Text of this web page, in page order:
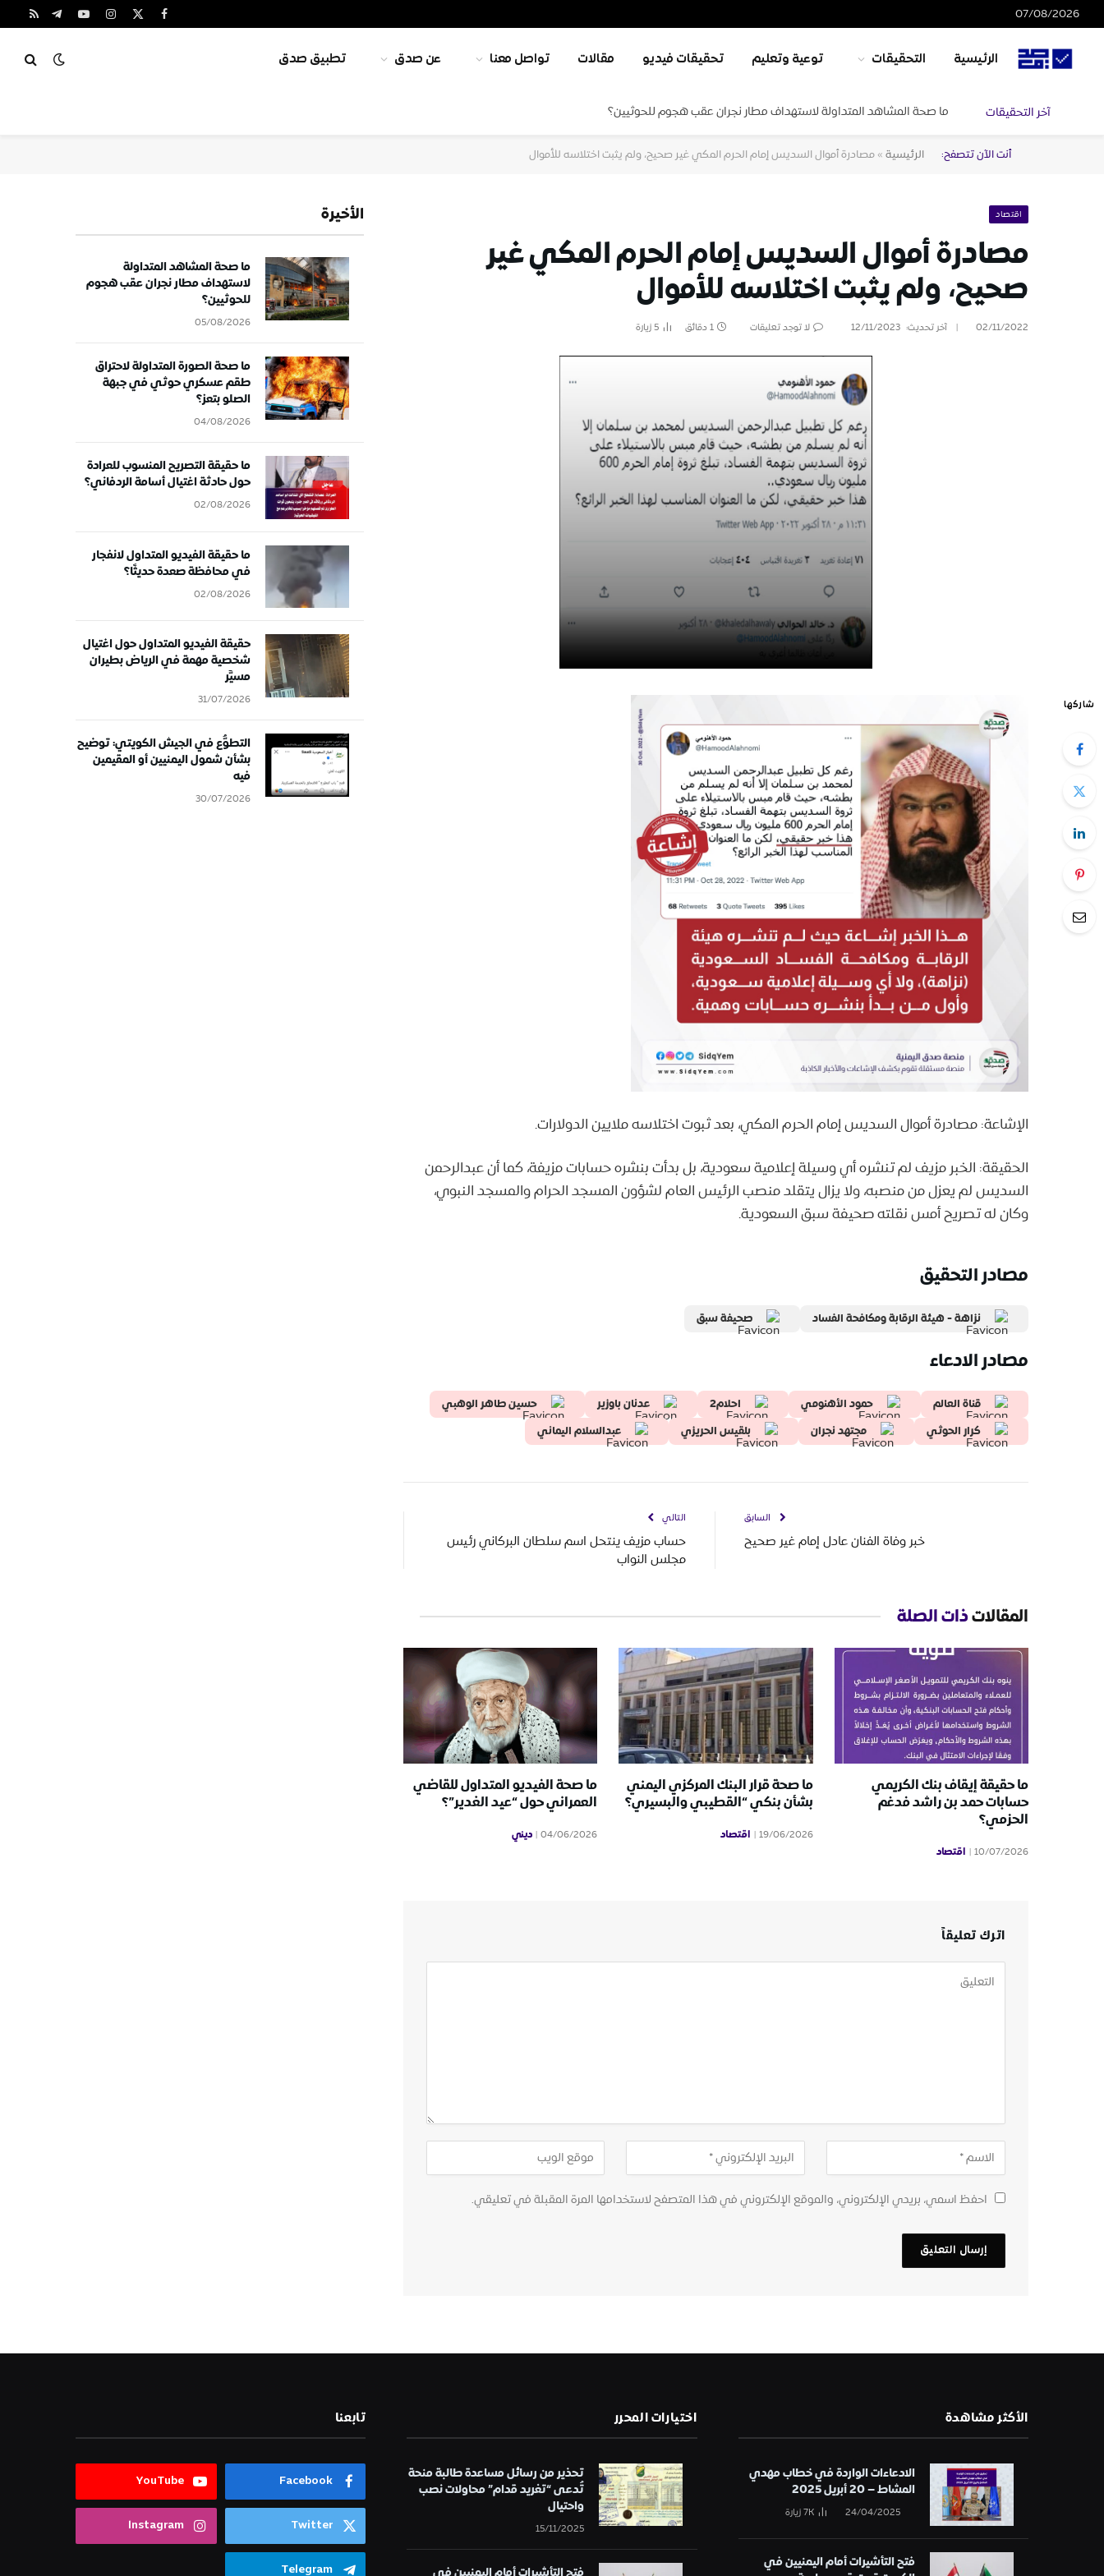
07/08/2026 فيسبوك
X
الانستغراميوتيوبتيلقرامRSS
الرئيسية التحقيقات توعية وتعليم تحقيقات فيديو مقالات تواصل معنا عن صدق تطبيق صدق
آخر التحقيقات ما صحة المشاهد المتداولة لاستهداف مطار نجران عقب هجوم للحوثيين؟
أنت الآن تتصفح: الرئيسية»مصادرة أموال السديس إمام الحرم المكي غير صحيح، ولم يثبت اختلاسه للأموال
اقتصاد
مصادرة أموال السديس إمام الحرم المكي غير
صحيح، ولم يثبت اختلاسه للأموال
02/11/2022 آخر تحديث: 12/11/2023 لا توجد تعليقات 1 دقائق 5زيارة
شاركها
الإشاعة: مصادرة أموال السديس إمام الحرم المكي، بعد ثبوت اختلاسه ملايين الدولارات.
الحقيقة: الخبر مزيف لم تنشره أي وسيلة إعلامية سعودية، بل بدأت بنشره حسابات مزيفة، كما أن عبدالرحمن
السديس لم يعزل من منصبه، ولا يزال يتقلد منصب الرئيس العام لشؤون المسجد الحرام والمسجد النبوي،
وكان له تصريح أمس نقلته صحيفة سبق السعودية.
مصادر التحقيق
نزاهة - هيئة الرقابة ومكافحة الفساد صحيفة سبق
مصادر الادعاء
قناة العالم حمود الأهنومي احلام2 عدنان باوزير
حسين طاهر الوهبي
كرار الحوثي
مجتهد نجران بلقيس الحريزي عبدالسلام اليماني
السابق
خبر وفاة الفنان عادل إمام غير صحيح
التالي
حساب مزيف ينتحل اسم سلطان البركاني رئيس
مجلس النواب
المقالاتذات الصلة
ما حقيقة إيقاف بنك الكريمي
حسابات حمد بن راشد فدغم
الحزمي؟
10/07/2026 اقتصاد
ما صحة قرار البنك المركزي اليمني
بشأن بنكي “القطيبي والبسيري؟
19/06/2026 اقتصاد
ما صحة الفيديو المتداول للقاضي
العمراني حول “عيد الغدير”؟
04/06/2026 ديني
اترك تعليقاً
احفظ اسمي، بريدي الإلكتروني، والموقع الإلكتروني في هذا المتصفح لاستخدامها المرة المقبلة في تعليقي.
الأخيرة
ما صحة المشاهد المتداولة
لاستهداف مطار نجران عقب هجوم
للحوثيين؟
05/08/2026
ما صحة الصورة المتداولة لاحتراق
طقم عسكري حوثي في جبهة
الصلو بتعز؟
04/08/2026
ما حقيقة التصريح المنسوب للعرادة
حول حادثة اغتيال أسامة الردفاني؟
02/08/2026
ما حقيقة الفيديو المتداول لانفجار
في محافظة صعدة حديثًا؟
02/08/2026
حقيقة الفيديو المتداول حول اغتيال
شخصية مهمة في الرياض بطيران
مسيَّر
31/07/2026
التطوُّع في الجيش الكويتي: توضيح
بشأن شمول اليمنيين أو المقيمين
فيه
30/07/2026
الأكثر مشاهدة
الادعاءات الواردة في خطاب مهدي
المشاط – 20 أبريل 2025
24/04/2025
7Kزيارة
فتح التأشيرات أمام اليمنيين في
اختيارات المحرر
تحذير من رسائل مساعدة طالبة منحة
تُدعى “تغريد قدام” محاولات نصب
واحتيال
15/11/2025
تابعنا
Facebook
YouTube
Twitter
Instagram
Telegram